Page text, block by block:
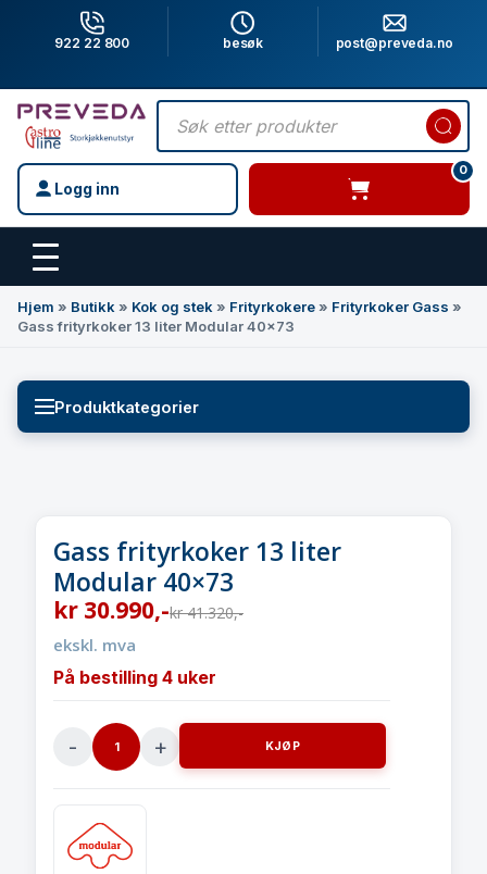
922 22 800 besøk post@preveda.no
Products
search
Logg inn
0
varer i handlevogn
Hovedinnhold
Hjem » Butikk » Kok og stek » Frityrkokere» Frityrkoker Gass »
Gass frityrkoker 13 liter Modular 40×73
Produktkategorier
Gass frityrkoker 13 liter
Modular 40×73
kr 30.990,-kr41.320,-
ekskl. mva
På bestilling 4 uker
liter
Modular
KJØP